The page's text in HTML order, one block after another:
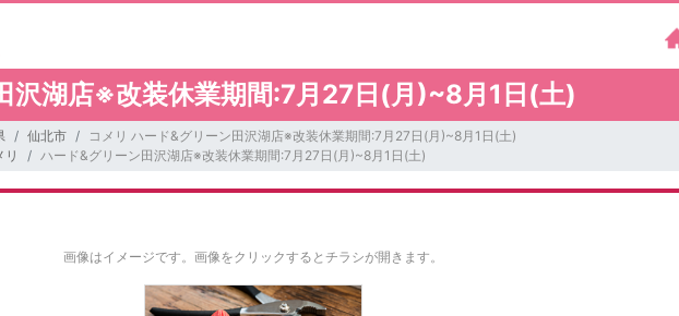
沢湖店※改装休業期間:7月27日(月)~8月1日(土)
仙北市
コメリ ハード&グリーン田沢湖店※改装休業期間:7月27日(月)~8月1日(土)
リ ハード&グリーン田沢湖店※改装休業期間:7月27日(月)~8月1日(土)
画像はイメージです。 画像をクリックするとチラシが開きます。